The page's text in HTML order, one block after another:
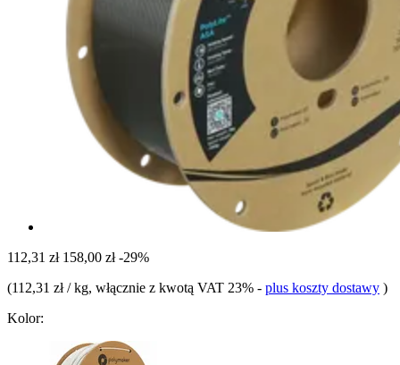
112,31 zł 158,00 zł -29%
(112,31 zł / kg, włącznie z kwotą VAT 23% - plus koszty dostawy )
Kolor: